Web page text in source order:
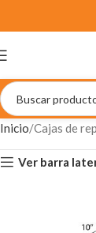
Inicio Cajas de
Ver barra